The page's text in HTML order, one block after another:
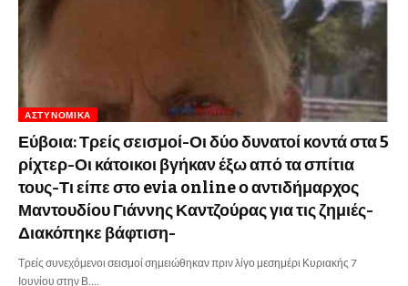
ΑΣΤΥΝΟΜΙΚΆ
Εύβοια: Τρείς σεισμοί-Οι δύο δυνατοί κοντά στα 5
ρίχτερ-Οι κάτοικοι βγήκαν έξω από τα σπίτια
τους-Τι είπε στο evia online ο αντιδήμαρχος
Μαντουδίου Γιάννης Καντζούρας για τις ζημιές-
Διακόπηκε βάφτιση-
Τρείς συνεχόμενοι σεισμοί σημειώθηκαν πριν λίγο μεσημέρι Κυριακής 7
Ιουνίου στην Β.…